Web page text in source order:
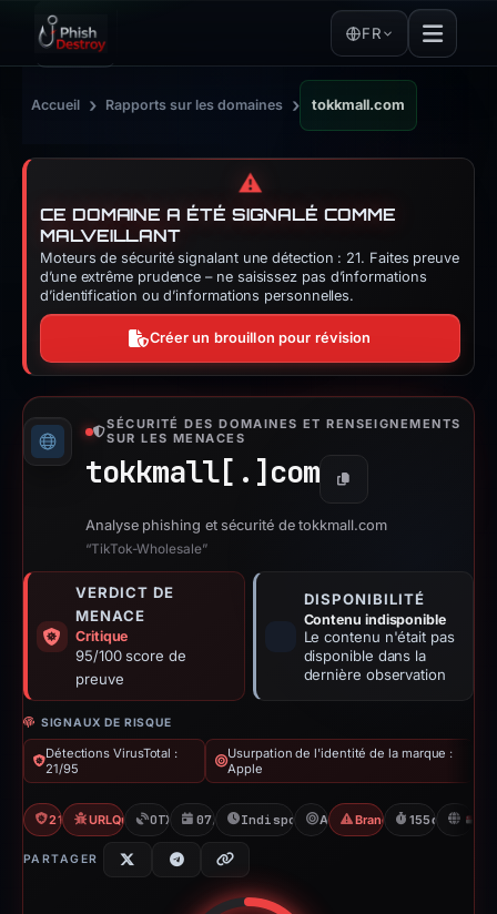
FR
Accueil › Rapports sur les domaines › tokkmall.com
⚠️
CE DOMAINE A ÉTÉ SIGNALÉ COMME
MALVEILLANT
Moteurs de sécurité signalant une détection : 21. Faites preuve
d’une extrême prudence – ne saisissez pas d’informations
d’identification ou d’informations personnelles.
Créer un brouillon pour révision
SÉCURITÉ DES DOMAINES ET RENSEIGNEMENTS
SUR LES MENACES
tokkmall[.] com Copier
Analyse phishing et sécurité de tokkmall.com
“TikTok-Wholesale”
VERDICT DE
MENACE
Critique
95/100 score de
preuve
DISPONIBILITÉ
Contenu indisponible
Le contenu n'était pas
disponible dans la
dernière observation
SIGNAUX DE RISQUE
Détections VirusTotal :
21/95
Usurpation de l'identité de la marque :
Apple
21/95 VTURLQuery: 100 detections
OTX: 3 refs07/12/2025Indisponible depuis 11/05/2026
AppleBrand Impersonation
155d to
PARTAGER